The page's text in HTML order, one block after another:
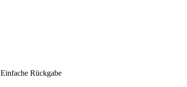
Einfache Rückgabe